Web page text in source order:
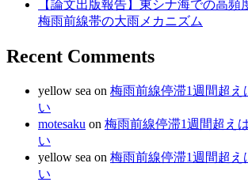
【論文出版報告】東シナ海での高頻
梅雨前線帯の大雨メカニズム
Recent Comments
yellow sea on 梅雨前線停滞1週間超え
い
motesaku on 梅雨前線停滞1週間超え
い
yellow sea on 梅雨前線停滞1週間超え
い